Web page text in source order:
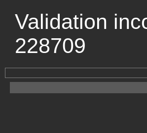
Validation
228709